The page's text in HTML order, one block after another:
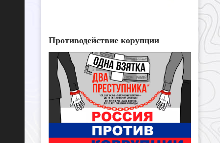
Противодействие корупции